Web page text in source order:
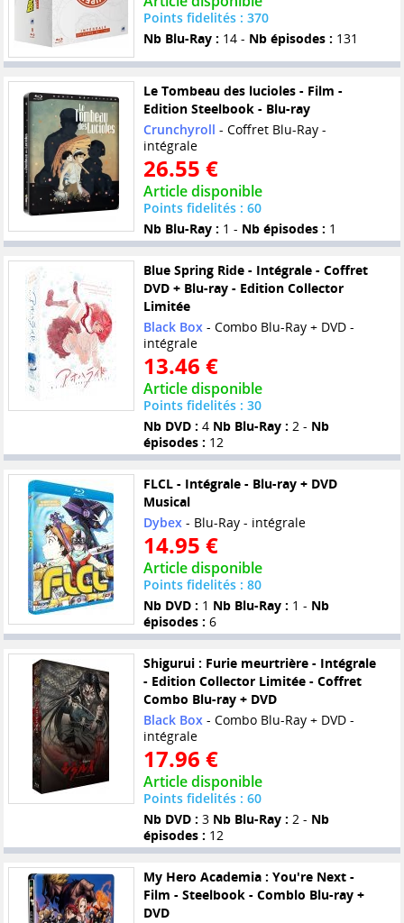
Points fidelités : 370
Nb Blu-Ray : 14 - Nb épisodes : 131
Le Tombeau des lucioles - Film -
Edition Steelbook - Blu-ray
Crunchyroll - Coffret Blu-Ray -
intégrale
26.55 €
Article disponible
Points fidelités : 60
Nb Blu-Ray : 1 - Nb épisodes : 1
Blue Spring Ride - Intégrale - Coffret
DVD + Blu-ray - Edition Collector
Limitée
Black Box - Combo Blu-Ray + DVD -
intégrale
13.46 €
Article disponible
Points fidelités : 30
Nb DVD : 4 Nb Blu-Ray : 2 - Nb
épisodes : 12
FLCL - Intégrale - Blu-ray + DVD
Musical
Dybex - Blu-Ray - intégrale
14.95 €
Article disponible
Points fidelités : 80
Nb DVD : 1 Nb Blu-Ray : 1 - Nb
épisodes : 6
Shigurui : Furie meurtrière - Intégrale
- Edition Collector Limitée - Coffret
Combo Blu-ray + DVD
Black Box - Combo Blu-Ray + DVD -
intégrale
17.96 €
Article disponible
Points fidelités : 60
Nb DVD : 3 Nb Blu-Ray : 2 - Nb
épisodes : 12
My Hero Academia : You're Next -
Film - Steelbook - Comblo Blu-ray +
DVD